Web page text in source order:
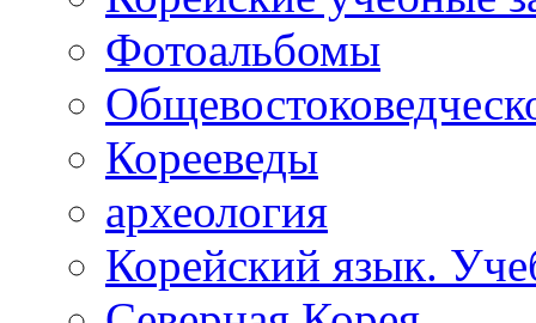
Фотоальбомы
Корееведы
археология
Корейский язык.